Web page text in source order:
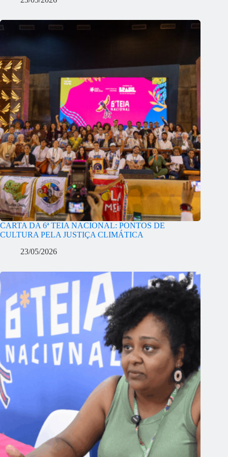
CARTA DA 6ª TEIA NACIONAL: PONTOS DE
CULTURA PELA JUSTIÇA CLIMÁTICA
23/05/2026